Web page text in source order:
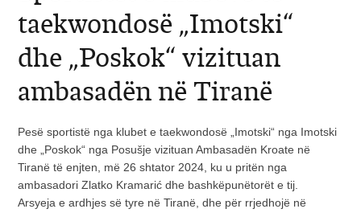
taekwondosë „Imotski“
dhe „Poskok“ vizituan
ambasadën në Tiranë
Pesë sportistë nga klubet e taekwondosë „Imotski“ nga Imotski
dhe „Poskok“ nga Posušje vizituan Ambasadën Kroate në
Tiranë të enjten, më 26 shtator 2024, ku u pritën nga
ambasadori Zlatko Kramarić dhe bashkëpunëtorët e tij.
Arsyeja e ardhjes së tyre në Tiranë, dhe për rrjedhojë në